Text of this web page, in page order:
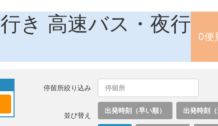
行き 高速バス・夜行
0便
停留所絞り込み
並び替え
出発時刻（早い順） 出発時刻（